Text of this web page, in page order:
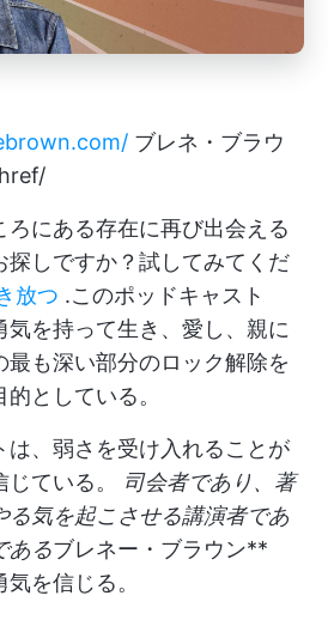
ブレネ・ブラウ
ろにある存在に再び出会える
探しですか？試してみてくだ
放つ .このポッドキャスト
気を持って生き、愛し、親に
最も深い部分のロック解除を
としている。
は、弱さを受け入れることが
ている。 司会者であり、著
る気を起こさせる講演者であ
あるブレネー・ブラウン**
を信じる。